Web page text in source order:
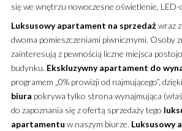
się we wnętrzu nowoczesne oświetlenie, LED-
Luksusowy apartament na sprzedażwraz
dwoma pomieszczeniami piwnicznymi. Osoby
zainteresują z pewnością liczne miejsca
budynku. Ekskluzywny apartament do
programem „0% prowizji od najmującego”,
biura pokrywa tylko strona wynajmująca
do zapoznania się z ofertą sprzedaży tego
apartamentu w naszym biurze. Luksusowy